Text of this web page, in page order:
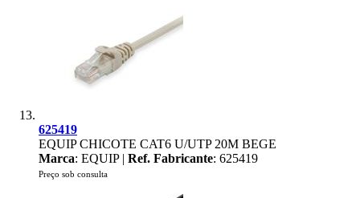
625419
EQUIP CHICOTE CAT6 U/UTP 20M BEGE
Marca: EQUIP | Ref. Fabricante: 625419
Preço sob consulta